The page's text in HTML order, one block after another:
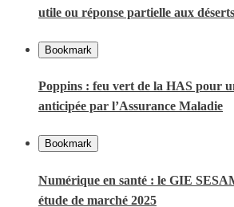
utile ou réponse partielle aux
Bookmark
Poppins : feu vert de la HAS pour
anticipée par l’Assurance Maladie
Bookmark
Numérique en santé : le GIE
étude de marché 2025